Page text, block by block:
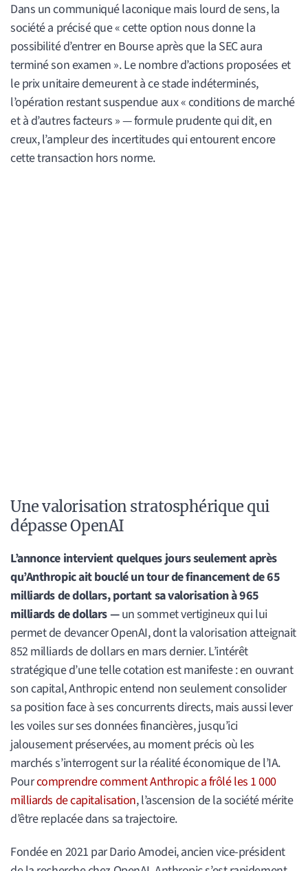
Dans un communiqué laconique mais lourd de sens, la
société a précisé que « cette option nous donne la
possibilité d’entrer en Bourse après que la SEC aura
terminé son examen ». Le nombre d’actions proposées et
le prix unitaire demeurent à ce stade indéterminés,
l’opération restant suspendue aux « conditions de marché
et à d’autres facteurs » — formule prudente qui dit, en
creux, l’ampleur des incertitudes qui entourent encore
cette transaction hors norme.
Une valorisation stratosphérique qui
dépasse OpenAI
L’annonce intervient quelques jours seulement après
qu’Anthropic ait bouclé un tour de financement de 65
milliards de dollars, portant sa valorisation à 965
milliards de dollars —un sommet vertigineux qui lui
permet de devancer OpenAI, dont la valorisation atteignait
852 milliards de dollars en mars dernier. L’intérêt
stratégique d’une telle cotation est manifeste : en ouvrant
son capital, Anthropic entend non seulement consolider
sa position face à ses concurrents directs, mais aussi lever
les voiles sur ses données financières, jusqu’ici
jalousement préservées, au moment précis où les
marchés s’interrogent sur la réalité économique de l’IA.
Pourcomprendre comment Anthropic a frôlé les 1 000
milliards de capitalisation, l’ascension de la société mérite
d’être replacée dans sa trajectoire.
Fondée en 2021 par Dario Amodei, ancien vice-président